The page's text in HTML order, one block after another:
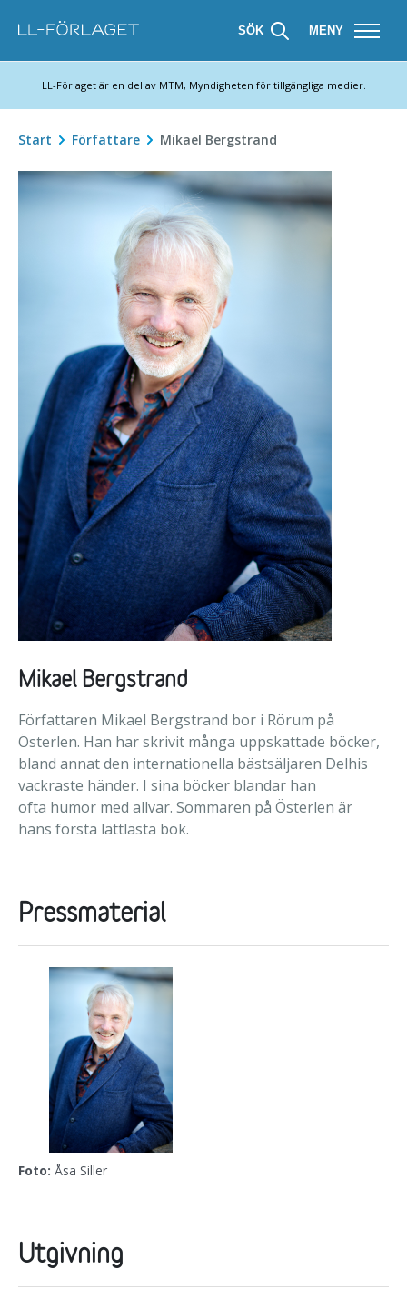
SÖK MENY
LL-Förlaget är en del av MTM, Myndigheten för tillgängliga medier.
Start Författare Mikael Bergstrand
Mikael Bergstrand
Författaren Mikael Bergstrand bor i Rörum på
Österlen. Han har skrivit många uppskattade böcker,
bland annat den internationella bästsäljaren Delhis
vackraste händer. I sina böcker blandar han
ofta humor med allvar. Sommaren på Österlen är
hans första lättlästa bok.
Pressmaterial
Foto: Åsa Siller
Utgivning